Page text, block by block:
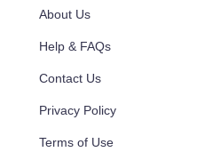
About Us
Help & FAQs
Contact Us
Privacy Policy
Terms of Use